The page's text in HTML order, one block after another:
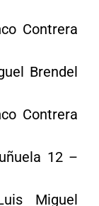
Contrera
Brendel
Contrera
12 –
Miguel